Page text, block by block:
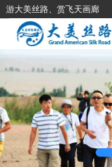
游大美丝路、赏飞天画廊